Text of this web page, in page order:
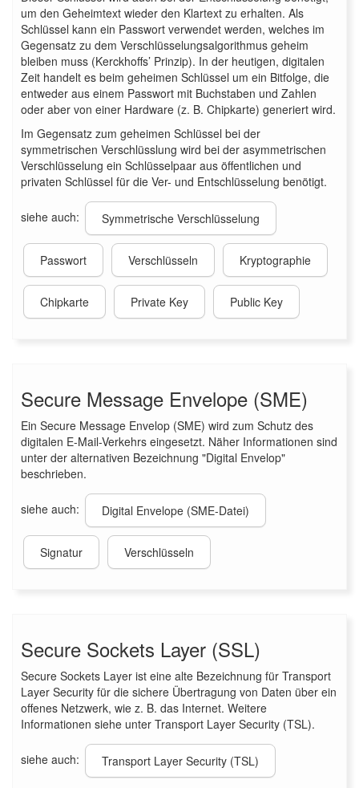
um den Geheimtext wieder den Klartext zu erhalten. Als
Schlüssel kann ein Passwort verwendet werden, welches im
Gegensatz zu dem Verschlüsselungsalgorithmus geheim
bleiben muss (Kerckhoffs’ Prinzip). In der heutigen, digitalen
Zeit handelt es beim geheimen Schlüssel um ein Bitfolge, die
entweder aus einem Passwort mit Buchstaben und Zahlen
oder aber von einer Hardware (z. B. Chipkarte) generiert wird.
Im Gegensatz zum geheimen Schlüssel bei der
symmetrischen Verschlüsslung wird bei der asymmetrischen
Verschlüsselung ein Schlüsselpaar aus öffentlichen und
privaten Schlüssel für die Ver- und Entschlüsselung benötigt.
siehe auch: Symmetrische Verschlüsselung
Passwort Verschlüsseln Kryptographie
Chipkarte Private Key Public Key
Secure Message Envelope (SME)
Ein Secure Message Envelop (SME) wird zum Schutz des
digitalen E-Mail-Verkehrs eingesetzt. Näher Informationen sind
unter der alternativen Bezeichnung "Digital Envelop"
beschrieben.
siehe auch: Digital Envelope (SME-Datei)
Signatur Verschlüsseln
Secure Sockets Layer (SSL)
Secure Sockets Layer ist eine alte Bezeichnung für Transport
Layer Security für die sichere Übertragung von Daten über ein
offenes Netzwerk, wie z. B. das Internet. Weitere
Informationen siehe unter Transport Layer Security (TSL).
siehe auch: Transport Layer Security (TSL)